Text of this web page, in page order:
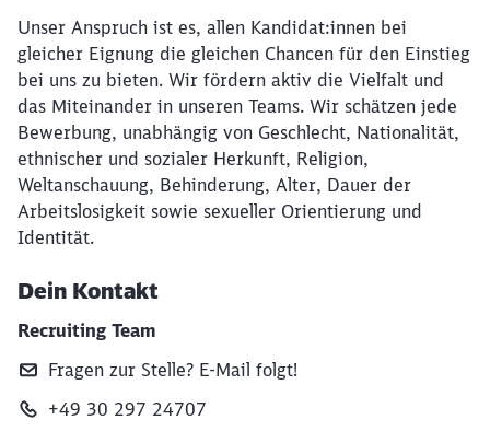
Unser Anspruch ist es, allen Kandidat:innen bei
gleicher Eignung die gleichen Chancen für den Einstieg
bei uns zu bieten. Wir fördern aktiv die Vielfalt und
das Miteinander in unseren Teams. Wir schätzen jede
Bewerbung, unabhängig von Geschlecht, Nationalität,
ethnischer und sozialer Herkunft, Religion,
Weltanschauung, Behinderung, Alter, Dauer der
Arbeitslosigkeit sowie sexueller Orientierung und
Identität.
Dein Kontakt
Recruiting Team
Fragen zur Stelle? E‑Mail folgt!
+49 30 297 24707